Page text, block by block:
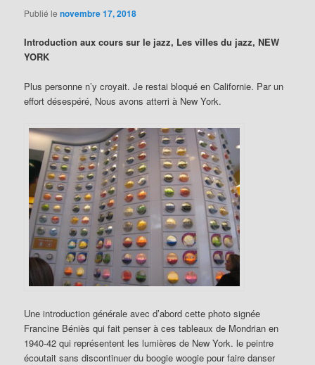
Publié lenovembre 17, 2018
Introduction aux cours sur le jazz, Les villes du jazz, NEW
YORK
Plus personne n’y croyait. Je restai bloqué en Californie. Par un
effort désespéré, Nous avons atterri à New York.
Une introduction générale avec d’abord cette photo signée
Francine Béniès qui fait penser à ces tableaux de Mondrian en
1940-42 qui représentent les lumières de New York. le peintre
écoutait sans discontinuer du boogie woogie pour faire danser